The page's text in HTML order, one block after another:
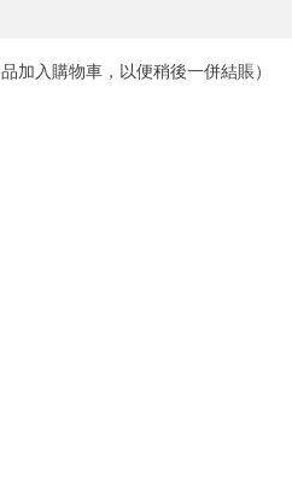
加入購物車，以便稍後一併結賬）